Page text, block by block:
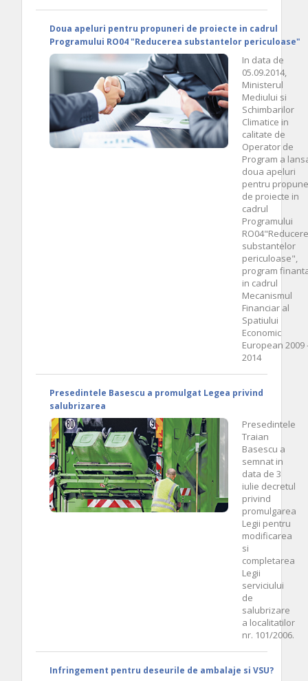
Doua apeluri pentru propuneri de proiecte in cadrul
Programului RO04 "Reducerea substantelor periculoase"
In data de
05.09.2014,
Ministerul
Mediului si
Schimbarilor
Climatice in
calitate de
Operator de
Program a
doua apeluri
pentru
de proiecte in
cadrul
Programului
substantelor
periculoase",
program
in cadrul
Mecanismul
Financiar al
Spatiului
Economic
European 2009
2014
Presedintele Basescu a promulgat Legea privind
salubrizarea
Presedintele
Traian
Basescu a
semnat in
data de 3
iulie decretul
privind
promulgarea
Legii pentru
modificarea
si
completarea
Legii
serviciului
de
salubrizare
a localitatilor
nr. 101/2006.
Infringement pentru deseurile de ambalaje si VSU?